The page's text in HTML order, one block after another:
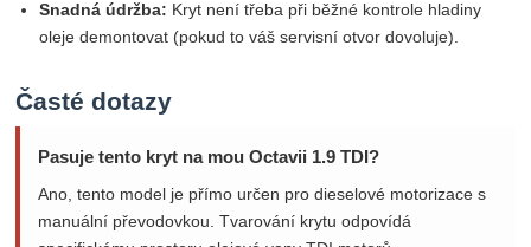
Snadná údržba: Kryt není třeba při běžné kontrole hladiny
oleje demontovat (pokud to váš servisní otvor dovoluje).
Časté dotazy
Pasuje tento kryt na mou Octavii 1.9 TDI?
Ano, tento model je přímo určen pro dieselové motorizace s
manuální převodovkou. Tvarování krytu odpovídá